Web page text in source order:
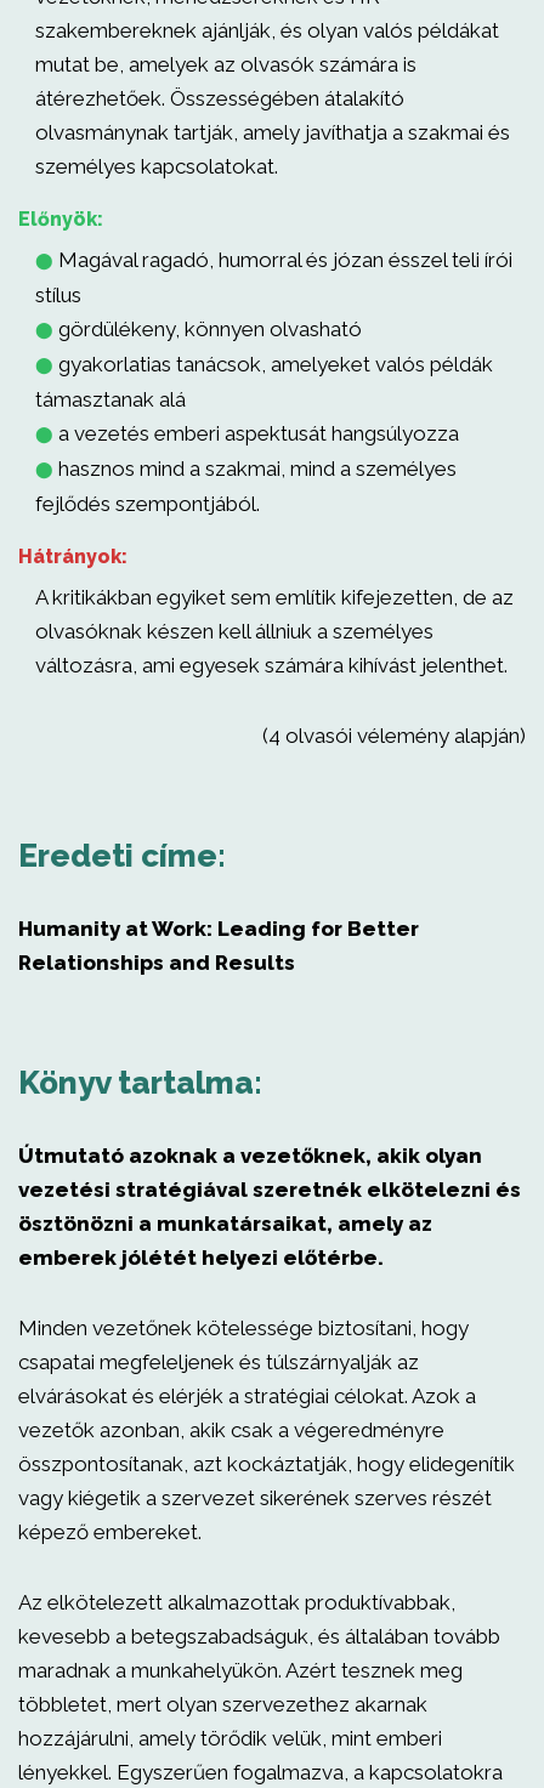
szakembereknek ajánlják, és olyan valós példákat
mutat be, amelyek az olvasók számára is
átérezhetőek. Összességében átalakító
olvasmánynak tartják, amely javíthatja a szakmai és
személyes kapcsolatokat.
Előnyök:
⬤ Magával ragadó, humorral és józan ésszel teli írói
stílus
⬤ gördülékeny, könnyen olvasható
⬤ gyakorlatias tanácsok, amelyeket valós példák
támasztanak alá
⬤ a vezetés emberi aspektusát hangsúlyozza
⬤ hasznos mind a szakmai, mind a személyes
fejlődés szempontjából.
Hátrányok:
A kritikákban egyiket sem említik kifejezetten, de az
olvasóknak készen kell állniuk a személyes
változásra, ami egyesek számára kihívást jelenthet.
(4 olvasói vélemény alapján)
Eredeti címe:
Humanity at Work: Leading for Better
Relationships and Results
Könyv tartalma:
Útmutató azoknak a vezetőknek, akik olyan
vezetési stratégiával szeretnék elkötelezni és
ösztönözni a munkatársaikat, amely az
emberek jólétét helyezi előtérbe.
Minden vezetőnek kötelessége biztosítani, hogy
csapatai megfeleljenek és túlszárnyalják az
elvárásokat és elérjék a stratégiai célokat. Azok a
vezetők azonban, akik csak a végeredményre
összpontosítanak, azt kockáztatják, hogy elidegenítik
vagy kiégetik a szervezet sikerének szerves részét
képező embereket.
Az elkötelezett alkalmazottak produktívabbak,
kevesebb a betegszabadságuk, és általában tovább
maradnak a munkahelyükön. Azért tesznek meg
többletet, mert olyan szervezethez akarnak
hozzájárulni, amely törődik velük, mint emberi
lényekkel. Egyszerűen fogalmazva, a kapcsolatokra